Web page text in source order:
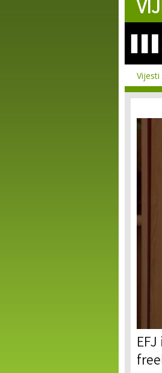
Vijesti